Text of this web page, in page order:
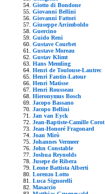
Giotto di Bondone
Giovanni Bellini
Giovanni Fattori
Giuseppe Arcimboldo
Guercino
Guido Reni
Gustave Courbet
Gustave Moreau
Gustav Klimt
Hans Memling
Henri de Toulouse-Lautrec
Henri Fantin-Latour
Henri Matisse
Henri Rousseau
Hieronymus Bosch
Jacopo Bassano
Jacopo Bellini
Jan van Eyck
Jean-Baptiste-Camille Corot
Jean-Honoré Fragonard
Joan Mirò
Johannes Vermeer
John Constable
Joshua Reynolds
Jusepe de Ribera
Leone Battista Alberti
Lorenzo Lotto
Luca Signorelli
Masaccio